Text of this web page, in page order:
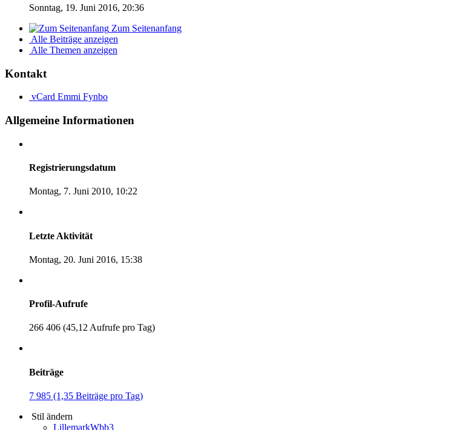
Sonntag, 19. Juni 2016, 20:36
Zum Seitenanfang
Alle Beiträge anzeigen
Alle Themen anzeigen
Kontakt
vCard Emmi Fynbo
Allgemeine Informationen
Registrierungsdatum
Montag, 7. Juni 2010, 10:22
Letzte Aktivität
Montag, 20. Juni 2016, 15:38
Profil-Aufrufe
266 406 (45,12 Aufrufe pro Tag)
Beiträge
7 985 (1,35 Beiträge pro Tag)
Stil ändern
LillemarkWbb3